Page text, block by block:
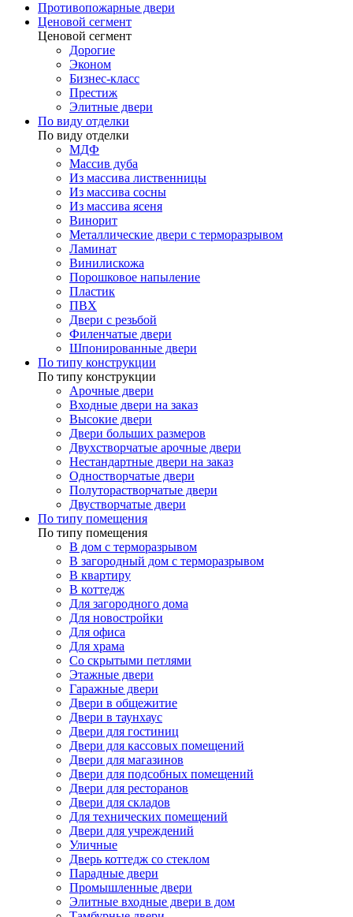
Противопожарные двери
Ценовой сегмент
Ценовой сегмент
Дорогие
Эконом
Бизнес-класс
Престиж
Элитные двери
По виду отделки
По виду отделки
МДФ
Массив дуба
Из массива лиственницы
Из массива сосны
Из массива ясеня
Винорит
Металлические двери с терморазрывом
Ламинат
Винилискожа
Порошковое напыление
Пластик
ПВХ
Двери с резьбой
Филенчатые двери
Шпонированные двери
По типу конструкции
По типу конструкции
Арочные двери
Входные двери на заказ
Высокие двери
Двери больших размеров
Двухстворчатые арочные двери
Нестандартные двери на заказ
Одностворчатые двери
Полуторастворчатые двери
Двустворчатые двери
По типу помещения
По типу помещения
В дом с терморазрывом
В загородный дом с терморазрывом
В квартиру
В коттедж
Для загородного дома
Для новостройки
Для офиса
Для храма
Со скрытыми петлями
Этажные двери
Гаражные двери
Двери в общежитие
Двери в таунхаус
Двери для гостиниц
Двери для кассовых помещений
Двери для магазинов
Двери для подсобных помещений
Двери для ресторанов
Двери для складов
Для технических помещений
Двери для учреждений
Уличные
Дверь коттедж со стеклом
Парадные двери
Промышленные двери
Элитные входные двери в дом